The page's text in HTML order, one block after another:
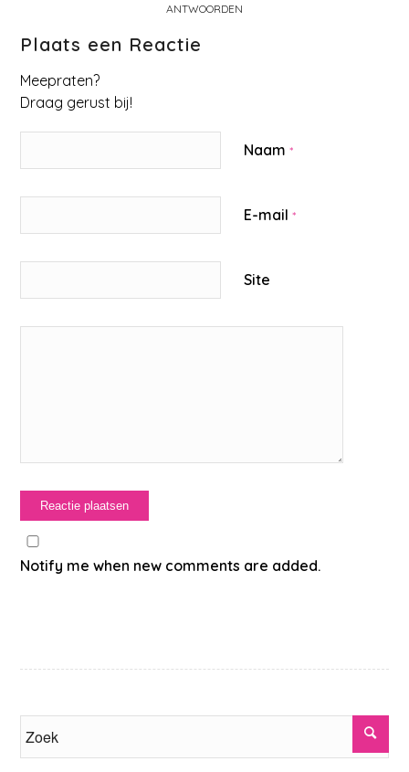
ANTWOORDEN
Plaats een Reactie
Meepraten?
Draag gerust bij!
Naam*
E-mail*
Site
Notify me when new comments are added.